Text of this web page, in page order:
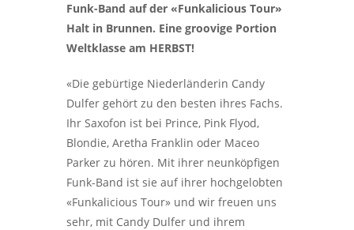
Funk-Band auf der «Funkalicious Tour»
Halt in Brunnen. Eine groovige Portion
Weltklasse am HERBST!
«Die gebürtige Niederländerin Candy
Dulfer gehört zu den besten ihres Fachs.
Ihr Saxofon ist bei Prince, Pink Flyod,
Blondie, Aretha Franklin oder Maceo
Parker zu hören. Mit ihrer neunköpfigen
Funk-Band ist sie auf ihrer hochgelobten
«Funkalicious Tour» und wir freuen uns
sehr, mit Candy Dulfer und ihrem